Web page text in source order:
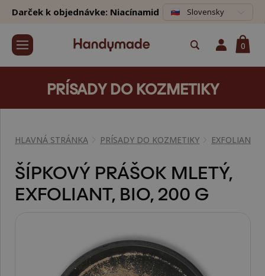
Darček k objednávke: Niacínamid Slovensky
0
PRÍSADY DO KOZMETIKY
HLAVNÁ STRÁNKA PRÍSADY DO KOZMETIKY
ŠÍPKOVÝ PRÁŠOK MLETÝ,
EXFOLIANT, BIO, 200 G